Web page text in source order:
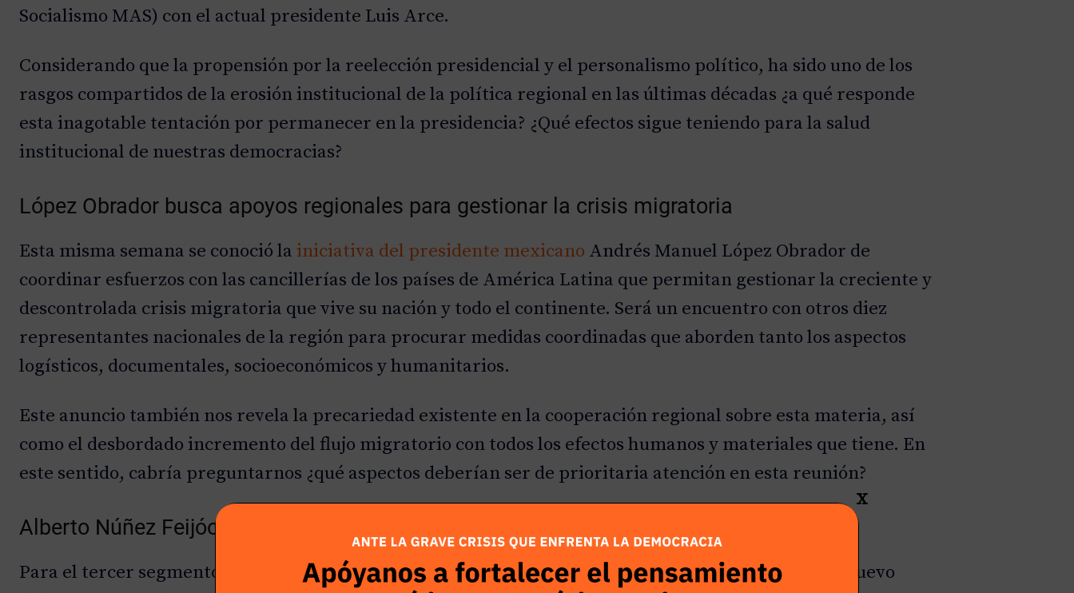
Socialismo MAS) con el actual presidente Luis Arce.
Considerando que la propensión por la reelección presidencial y el personalismo político, ha sido uno de los
rasgos compartidos de la erosión institucional de la política regional en las últimas décadas ¿a qué responde
esta inagotable tentación por permanecer en la presidencia? ¿Qué efectos sigue teniendo para la salud
institucional de nuestras democracias?
López Obrador busca apoyos regionales para gestionar la crisis migratoria
Esta misma semana se conoció la iniciativa del presidente mexicano Andrés Manuel López Obrador de
coordinar esfuerzos con las cancillerías de los países de América Latina que permitan gestionar la creciente y
descontrolada crisis migratoria que vive su nación y todo el continente. Será un encuentro con otros diez
representantes nacionales de la región para procurar medidas coordinadas que aborden tanto los aspectos
logísticos, documentales, socioeconómicos y humanitarios.
Este anuncio también nos revela la precariedad existente en la cooperación regional sobre esta materia, así
como el desbordado incremento del flujo migratorio con todos los efectos humanos y materiales que tiene. En
este sentido, cabría preguntarnos ¿qué aspectos deberían ser de prioritaria atención en esta reunión?
Alberto Núñez Feijóo aspirante sin mayoría parlamentaria en España
Para el tercer segmento de esta edición, esta semana se celebró en el Congreso de los Diputados un nuevo
X